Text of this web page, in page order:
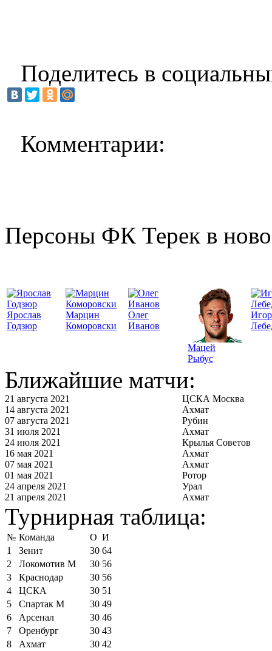
Поделитесь в
Комментарии:
Персоны ФК Терек в
Ярослав
Годзюр
Марцин
Коморовски
Олег
Иванов
Мацей
Рыбус
Ближайшие матчи:
21 августа 2021
ЦСКА Москва
14 августа 2021
Ахмат
07 августа 2021
Рубин
31 июля 2021
Ахмат
24 июля 2021
Крылья Советов
16 мая 2021
Ахмат
07 мая 2021
Ахмат
01 мая 2021
Ротор
24 апреля 2021
Урал
21 апреля 2021
Ахмат
Турнирная таблица:
№ Команда О И
1
Зенит 30 64
2
Локомотив М 30 56
3
Краснодар 30 56
4
ЦСКА 30 51
5
Спартак М 30 49
6
Арсенал 30 46
7
Оренбург 30 43
8
Ахмат 30 42